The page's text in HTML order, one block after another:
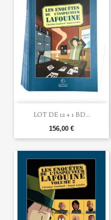
LOT DE 12 + 1 BD...
156,00 €